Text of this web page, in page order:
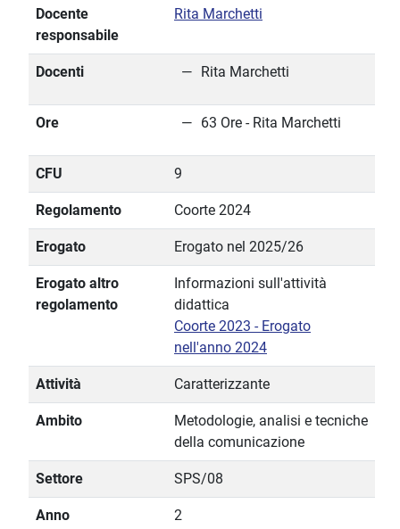
Docente
responsabile
Rita Marchetti
Docenti Rita Marchetti
Ore 63 Ore - Rita Marchetti
CFU 9
Regolamento Coorte 2024
Erogato Erogato nel 2025/26
Erogato altro
regolamento
Informazioni sull'attività
didattica
Coorte 2023 - Erogato
nell'anno 2024
Attività Caratterizzante
Ambito
Metodologie, analisi e tecniche
della comunicazione
Settore SPS/08
Anno 2